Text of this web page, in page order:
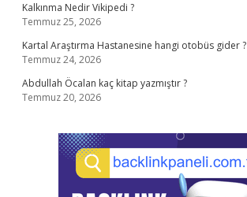
Kalkınma Nedir Vikipedi ?
Temmuz 25, 2026
Kartal Araştırma Hastanesine hangi otobüs gider ?
Temmuz 24, 2026
Abdullah Öcalan kaç kitap yazmıştır ?
Temmuz 20, 2026